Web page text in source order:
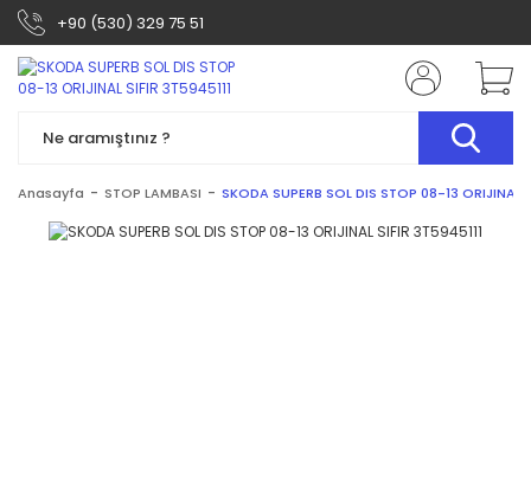
+90 (530) 329 75 51
Anasayfa STOP LAMBASI SKODA SUPERB SOL DIS STOP 08-13 ORIJINAL